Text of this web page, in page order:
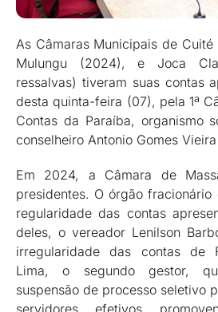
As Câmaras Municipais de
Mulungu (2024), e Joca
ressalvas) tiveram suas contas
desta quinta-feira (07), pela 1ª
Contas da Paraíba, organismo
conselheiro Antonio Gomes
Em 2024, a Câmara de
presidentes. O órgão
regularidade das contas
deles, o vereador Lenilson
irregularidade das contas de
Lima, o segundo gestor,
suspensão de processo seletivo
servidores efetivos